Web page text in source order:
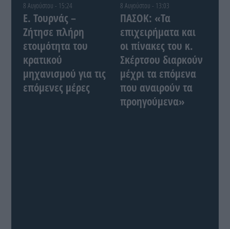
8 Αυγούστου - 15:24
Ε. Τουρνάς –
Ζήτησε πλήρη
ετοιμότητα του
κρατικού
μηχανισμού για τις
επόμενες μέρες
8 Αυγούστου - 13:03
ΠΑΣΟΚ: «Τα
επιχειρήματα και
οι πίνακες του κ.
Σκέρτσου διαρκούν
μέχρι τα επόμενα
που αναιρούν τα
προηγούμενα»